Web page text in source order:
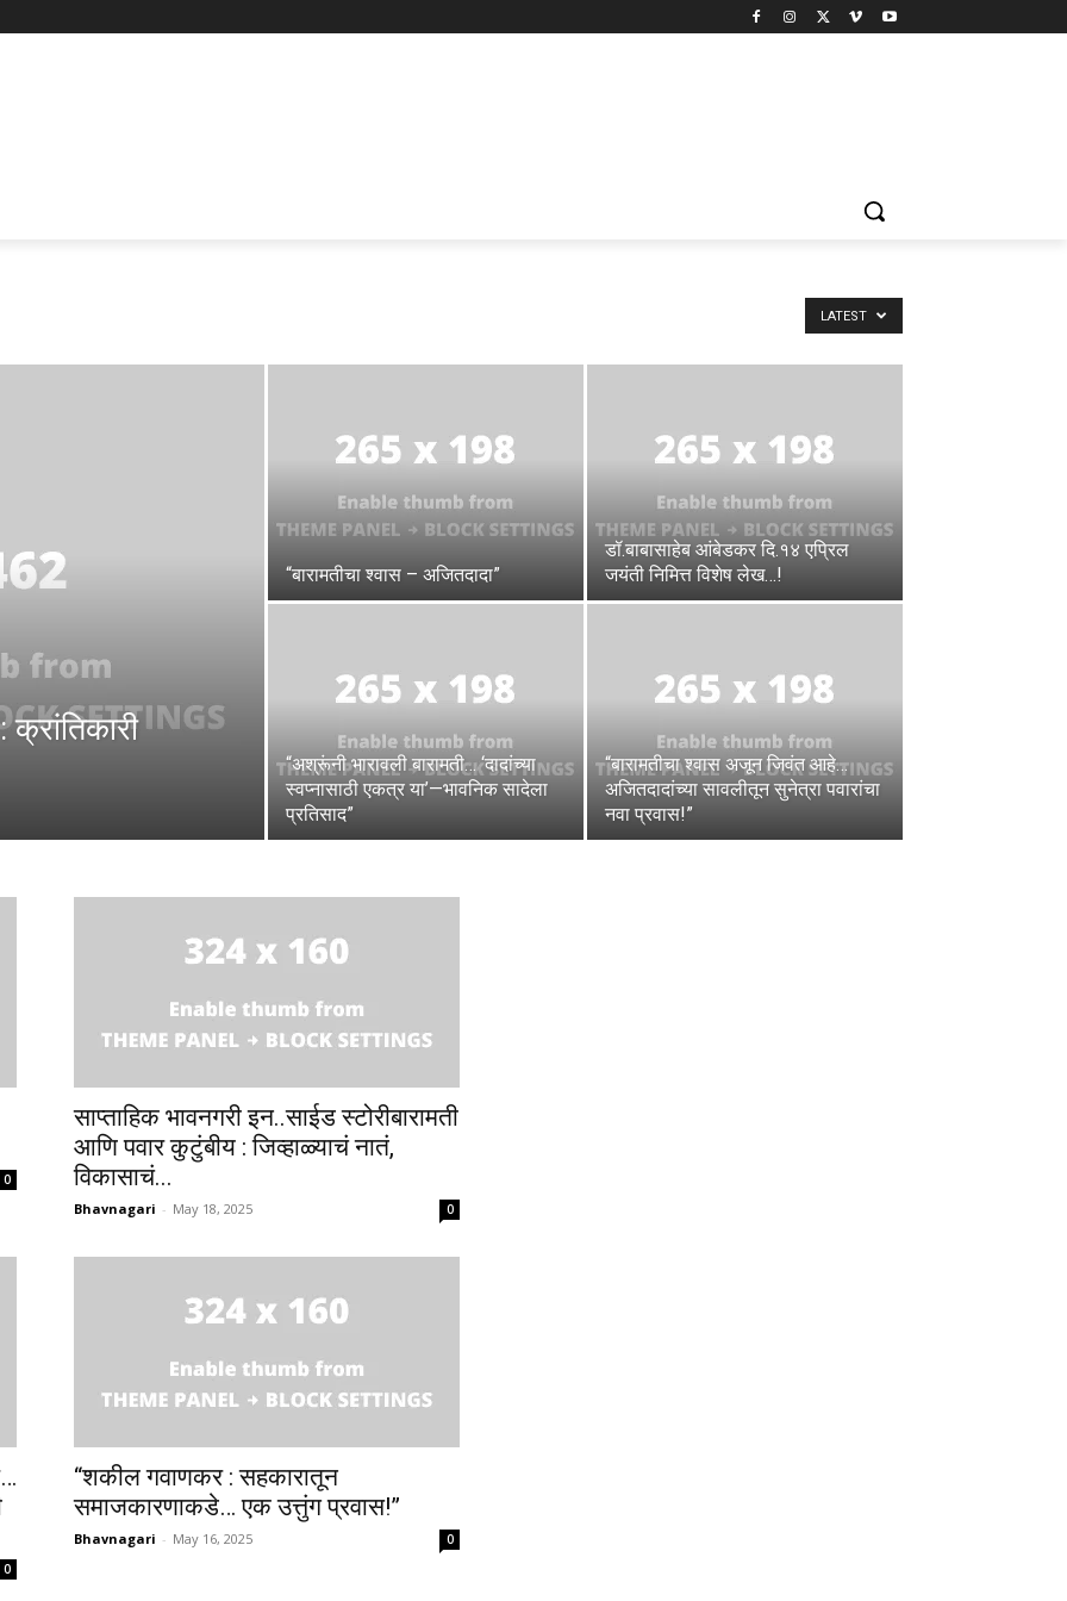
LATEST
“बारामतीचा श्वास – अजितदादा”
डॉ.बाबासाहेब आंबेडकर दि.१४ एप्रिल
जयंती निमित्त विशेष लेख…!
“अश्रूंनी भारावली बारामती… ‘दादांच्या
स्वप्नासाठी एकत्र या’—भावनिक सादेला
प्रतिसाद”
“बारामतीचा श्वास अजून जिवंत आहे…
अजितदादांच्या सावलीतून सुनेत्रा पवारांचा
नवा प्रवास!”
0
साप्ताहिक भावनगरी इन..साईड स्टोरीबारामती
आणि पवार कुटुंबीय : जिव्हाळ्याचं नातं,
विकासाचं...
Bhavnagari - May 18, 2025 0
0
“शकील गवाणकर : सहकारातून
समाजकारणाकडे… एक उत्तुंग प्रवास!”
Bhavnagari - May 16, 2025 0